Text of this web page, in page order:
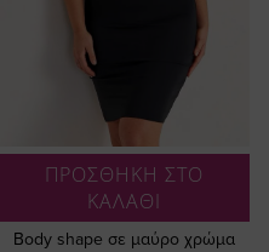
ΠΡΟΣΘΗΚΗ ΣΤΟ
ΚΑΛΑΘΙ
Βody shape σε μαύρο χρώμα